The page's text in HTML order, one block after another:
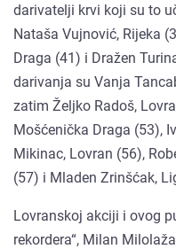
darivatelji krvi koji su to
Nataša Vujnović, Rijeka
Draga (41) i Dražen
darivanja su Vanja
zatim Željko Radoš,
Mošćenička Draga (53),
Mikinac, Lovran (56),
(57) i Mladen Zrinšćak,
Lovranskoj akciji i ovog
rekordera“, Milan